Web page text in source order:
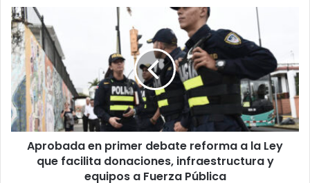
Aprobada
en
primer
debate
reforma
a
la
Ley
que
facilita
donaciones,
Aprobada en primer debate reforma a la Ley
que facilita donaciones, infraestructura y
equipos a Fuerza Pública